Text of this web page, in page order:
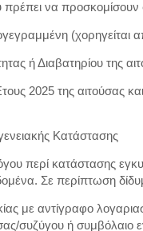
να προσκομίσουν
(χορηγείται
ή Διαβατηρίου της
2025 της αιτούσας
Κατάστασης
περί κατάστασης
Σε περίπτωση
με αντίγραφο
συζύγου ή συμβόλαιο